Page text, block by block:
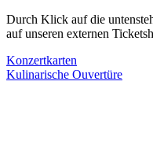
Durch Klick auf die
auf unseren externen
Konzertkarten
Kulinarische Ouvertüre